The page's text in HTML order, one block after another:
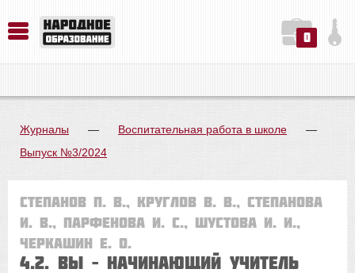
0
Журналы — Воспитательная работа в школе
—
Выпуск №3/2024
Степанов П. В., Круглов В. В., Степанова
И. В., Парфенова И. С., Шустова И. И.,
Черкашин Е. О.
4.2. Вы – начинающий учитель